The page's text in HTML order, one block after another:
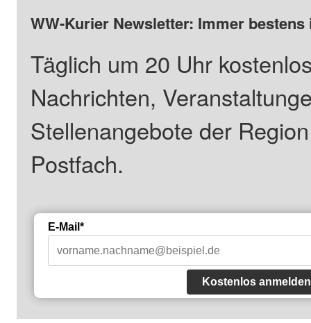
WW-Kurier Newsletter: Immer
Täglich um 20 Uhr
Nachrichten,
Stellenangebote der
Postfach.
E-Mail*
Kostenlos anmelden